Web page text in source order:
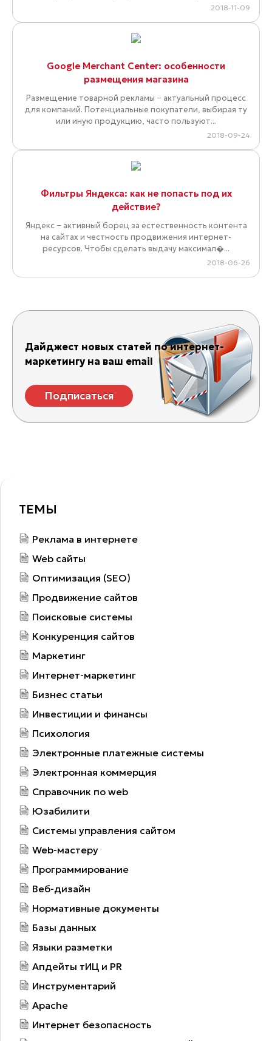
2018-11-09
Google Merchant Center: особенности
размещения магазина
Размещение товарной рекламы − актуальный процесс
для компаний. Потенциальные покупатели, выбирая ту
или иную продукцию, часто пользуют...
2018-09-24
Фильтры Яндекса: как не попасть под их
действие?
Яндекс − активный борец за естественность контента
на сайтах и честность продвижения интернет-
ресурсов. Чтобы сделать выдачу максимал�...
2018-06-26
Дайджест новых статей по интернет-
маркетингу на ваш email
Подписаться
ТЕМЫ
Реклама в интернете
Web сайты
Оптимизация (SEO)
Продвижение сайтов
Поисковые системы
Конкуренция сайтов
Маркетинг
Интернет-маркетинг
Бизнес статьи
Инвестиции и финансы
Психология
Электронные платежные системы
Электронная коммерция
Справочник по web
Юзабилити
Системы управления сайтом
Web-мастеру
Программирование
Веб-дизайн
Нормативные документы
Базы данных
Языки разметки
Апдейты тИЦ и PR
Инструментарий
Apache
Интернет безопасность